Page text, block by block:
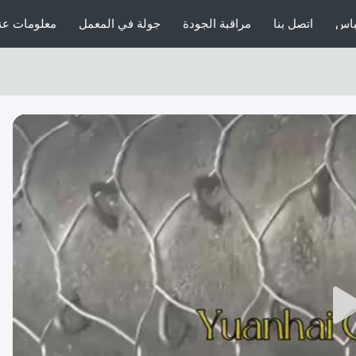
معلومات جولة في المعمل مراقبة الجودة اتصل بنا